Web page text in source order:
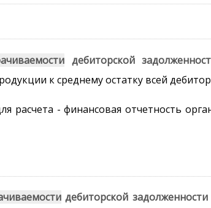
дебиторской
к среднему остатку всей
расчета - финансовая отчетность
дебиторской задолженности